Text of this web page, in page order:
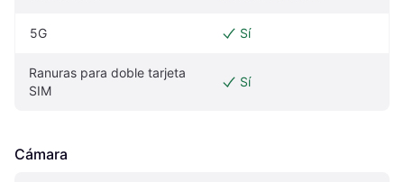
5G Sí
Ranuras para doble tarjeta
SIM
Sí
Cámara